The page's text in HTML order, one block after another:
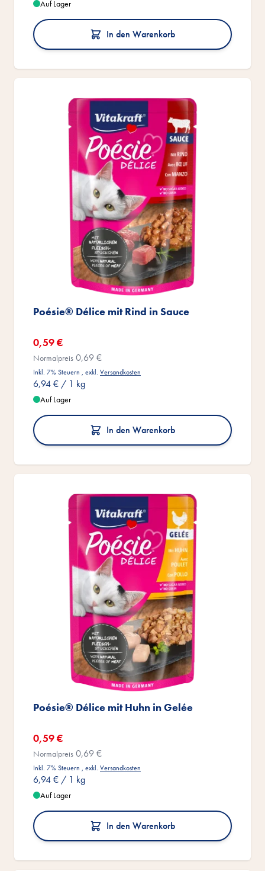
Auf Lager
In den Warenkorb
Poésie® Délice mit Rind in Sauce
Sonderangebot
0,59 €
Normalpreis 0,69 €
Inkl. 7% Steuern , exkl. Versandkosten
6,94 € / 1 kg
Auf Lager
In den Warenkorb
Poésie® Délice mit Huhn in Gelée
Sonderangebot
0,59 €
Normalpreis 0,69 €
Inkl. 7% Steuern , exkl. Versandkosten
6,94 € / 1 kg
Auf Lager
In den Warenkorb